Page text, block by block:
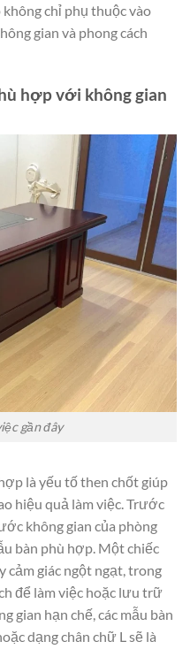
chỉ phụ thuộc vào
gian và phong cách
hợp với không gian
gần đây
là yếu tố then chốt giúp
hiệu quả làm việc. Trước
không gian của phòng
bàn phù hợp. Một chiếc
cảm giác ngột ngạt, trong
để làm việc hoặc lưu trữ
gian hạn chế, các mẫu bàn
dạng chân chữ L sẽ là